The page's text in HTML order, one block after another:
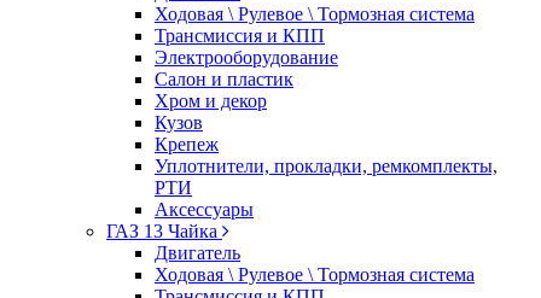
Ходовая \ Рулевое \ Тормозная система
Трансмиссия и КПП
Электрооборудование
Салон и пластик
Хром и декор
Кузов
Крепеж
Уплотнители, прокладки, ремкомплекты,
РТИ
Аксессуары
ГАЗ 13 Чайка
Двигатель
Ходовая \ Рулевое \ Тормозная система